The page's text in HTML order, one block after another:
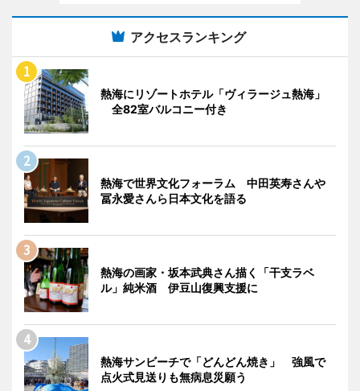
アクセスランキング
熱海にリゾートホテル「ヴィラージュ熱海」
全82室バルコニー付き
熱海で世界文化フォーラム 中田英寿さんや
冨永愛さんら日本文化を語る
熱海の画家・坂本武典さん描く「干支ラベ
ル」純米酒 伊豆山復興支援に
熱海サンビーチで「どんどん焼き」 強風で
点火式見送りも無病息災願う